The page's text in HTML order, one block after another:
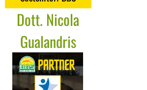
Dott. Nicola
Gualandris